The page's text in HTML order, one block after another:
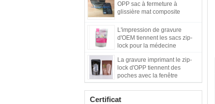
OPP sac à fermeture à
glissière mat composite
L'impression de gravure
d'OEM tiennent les sacs zip-
lock pour la médecine
La gravure imprimant le zip-
lock d'OPP tiennent des
poches avec la fenêtre
transparente
Certificat